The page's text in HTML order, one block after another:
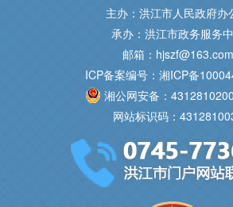
主办：洪江市人民政府办
承办：洪江市政务服务
邮箱：hjszf@163.com
ICP备案编号：湘ICP备
湘公网安备：
网站标识码：